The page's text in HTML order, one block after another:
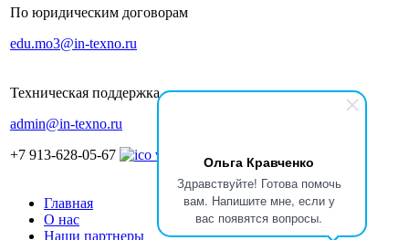
Ольга Кравченко
Здравствуйте! Готова помочь
вам. Напишите мне, если у
вас появятся вопросы.
По юридическим договорам
edu.mo3@in-texno.ru
Техническая поддержка
admin@in-texno.ru
+7 913-628-05-67
Главная
О нас
Наши партнеры